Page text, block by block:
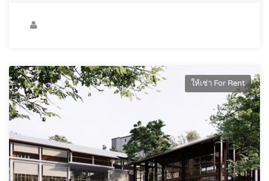
ให้เช่า For Rent